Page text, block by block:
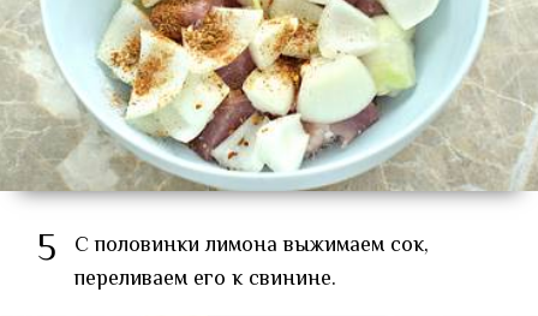
5
С половинки лимона выжимаем сок,
переливаем его к свинине.